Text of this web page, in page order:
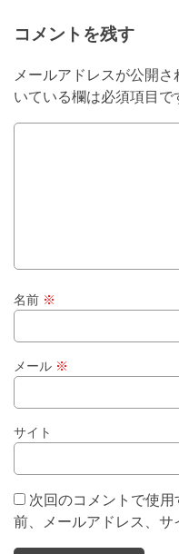
コメントを残す
メールアドレスが公開さ
いている欄は必須項目で
名前 ※
メール ※
サイト
次回のコメントで使
前、メールアドレス、サ